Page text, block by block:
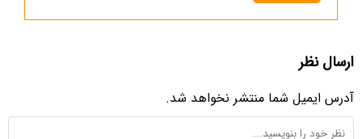
ارسال نظر
آدرس ایمیل شما منتشر نخواهد شد.